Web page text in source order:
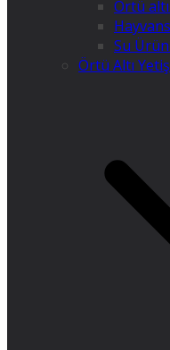
Örtü
Su
Örtü Altı